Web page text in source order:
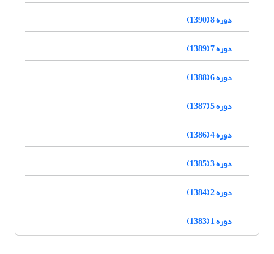
دوره 8 (1390)
دوره 7 (1389)
دوره 6 (1388)
دوره 5 (1387)
دوره 4 (1386)
دوره 3 (1385)
دوره 2 (1384)
دوره 1 (1383)